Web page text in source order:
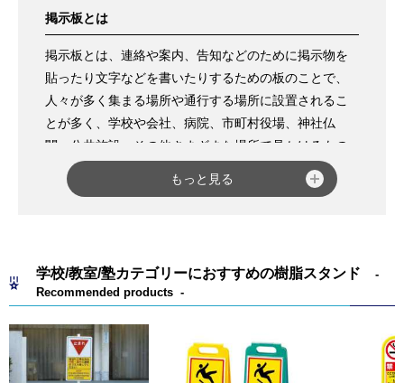
掲示板とは
掲示板とは、連絡や案内、告知などのために掲示物を
貼ったり文字などを書いたりするための板のことで、
人々が多く集まる場所や通行する場所に設置されるこ
とが多く、学校や会社、病院、市町村役場、神社仏
閣、公共施設、その他さまざまな場所で見かけるもの
です。
掲示板の種類としては、脚の付いた
自立タイプ、壁面
なっているため、豊富なラインナップの中から選ぶこ
とができます。
自立タイプで屋外向け
トセラー商品である「
アルミ屋外掲示板 AGPタイ
プ」、ガラス跳ね上げ式の「アルミ屋外掲示板 AGSタ
もっと見る
学校/教室/塾カテゴリーにおすすめの樹脂スタンド
Recommended products